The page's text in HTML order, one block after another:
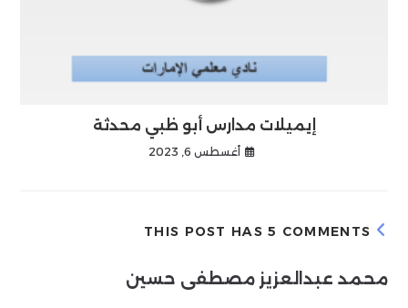
إيميلات مدارس أبو ظبي محدثة
أغسطس 6, 2023
THIS POST HAS 5 COMMENTS
محمد عبدالعزيز مصطفى حسين